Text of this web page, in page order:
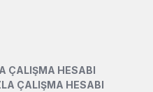
ÇALIŞMA HESABI
ÇALIŞMA HESABI